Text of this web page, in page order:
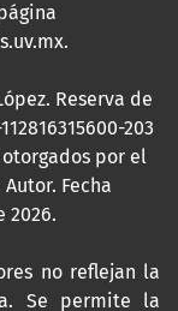
.
Reserva de
203
otorgados por el
Fecha
2026.
no reflejan la
Se permite la